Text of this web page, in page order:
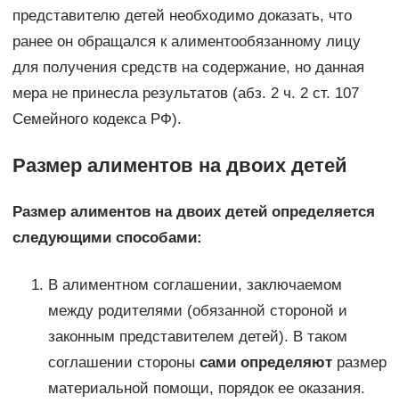
представителю детей необходимо доказать, что
ранее он обращался к алиментообязанному лицу
для получения средств на содержание, но данная
мера не принесла результатов (абз. 2 ч. 2 ст. 107
Семейного кодекса РФ).
Размер алиментов на двоих детей
Размер алиментов на двоих детей определяется
следующими способами:
В алиментном соглашении, заключаемом
между родителями (обязанной стороной и
законным представителем детей). В таком
соглашении стороны сами определяютразмер
материальной помощи, порядок ее оказания.